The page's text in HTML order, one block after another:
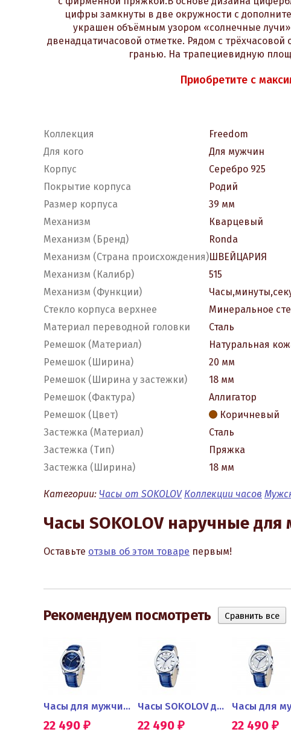
цифры замкнуты в две окружности с
украшен объёмным узором «солнечные
двенадцатичасовой отметке. Рядом с
гранью. На трапециевидную
Приобретите с
Коллекция
Freedom
Для кого
Для мужчин
Корпус
Серебро 925
Покрытие корпуса
Родий
Размер корпуса
39 мм
Механизм
Кварцевый
Механизм (Бренд)
Ronda
Механизм (Страна происхождения)ШВЕЙЦАРИЯ
Механизм (Калибр)
515
Механизм (Функции)
Стекло корпуса верхнее
Минеральное
Материал переводной головки
Сталь
Ремешок (Материал)
Натуральная
Ремешок (Ширина)
20 мм
Ремешок (Ширина у застежки)
18 мм
Ремешок (Фактура)
Аллигатор
Ремешок (Цвет)
Коричневый
Застежка (Материал)
Сталь
Застежка (Тип)
Пряжка
Застежка (Ширина)
18 мм
Категории: Часы от SOKOLOV Коллекции часов
Часы SOKOLOV наручные
Оставьте отзыв об этом товаре первым!
Рекомендуем посмотреть
Часы для мужчин из серебра
22 490 ₽
Часы SOKOLOV для мужчин из...
22 490 ₽ 22 490 ₽